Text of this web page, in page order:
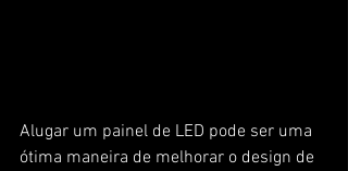
Alugar um painel de LED pode ser uma
ótima maneira de melhorar o design de